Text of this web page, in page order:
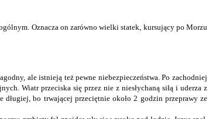
Oznacza on zarówno wielki statek, kursujący po Morzu
ale istnieją też pewne niebezpieczeństwa. Po zachodniej
Wiatr przeciska się przez nie z niesłychaną siłą i uderza z
bo trwającej przeciętnie około 2 godzin przeprawy ze